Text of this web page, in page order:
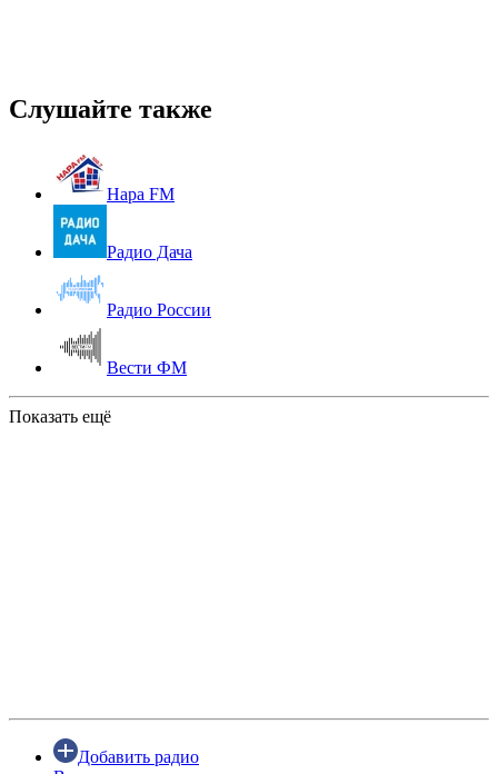
Слушайте также
Нара FM
Радио Дача
Радио России
Вести ФМ
Показать ещё
Добавить радио